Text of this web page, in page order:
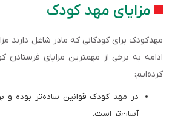
مزایای مهد کودک
مهدکودک برای کودکانی که مادر شاغل دارند
ادامه به برخی از مهمترین مزایای فرستادن
کرده‌ایم:
در مهد کودک قوانین ساده‌تر بوده و